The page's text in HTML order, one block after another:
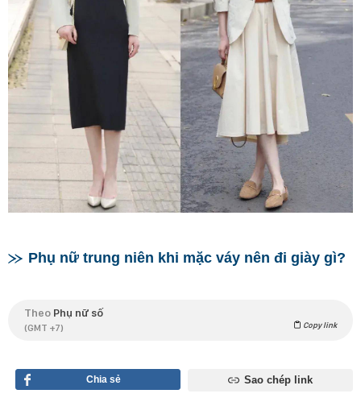
Phụ nữ trung niên khi mặc váy nên đi giày gì?
Theo Phụ nữ số
(GMT +7) Copy link
Chia sẻ Sao chép link